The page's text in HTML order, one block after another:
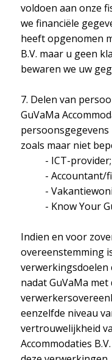
voldoen aan onze
we financiële
heeft opgenomen
B.V. maar u geen
bewaren we uw
7. Delen van
GuVaMa
persoonsgegevens
zoals maar niet
- ICT-provider;
- Accountant/
-
- Know Your
Indien en voor
overeenstemming
verwerkingsdoelen
nadat GuVaMa
eenzelfde niveau
vertrouwelijkheid
Accommodaties